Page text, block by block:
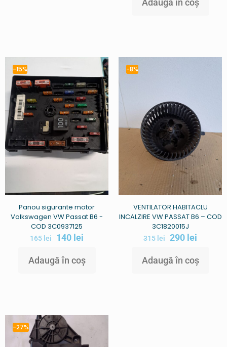
-15%
Panou sigurante motor
Volkswagen VW Passat B6 -
COD 3C0937125
165lei 140 lei
Adaugă în coș
-8%
VENTILATOR HABITACLU
INCALZIRE VW PASSAT B6 – COD
3C1820015J
315lei 290 lei
Adaugă în coș
-27%